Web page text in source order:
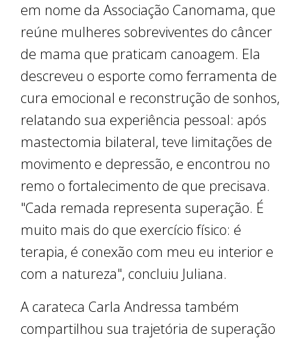
em nome da Associação Canomama, que
reúne mulheres sobreviventes do câncer
de mama que praticam canoagem. Ela
descreveu o esporte como ferramenta de
cura emocional e reconstrução de sonhos,
relatando sua experiência pessoal: após
mastectomia bilateral, teve limitações de
movimento e depressão, e encontrou no
remo o fortalecimento de que precisava.
"Cada remada representa superação. É
muito mais do que exercício físico: é
terapia, é conexão com meu eu interior e
com a natureza", concluiu Juliana.
A carateca Carla Andressa também
compartilhou sua trajetória de superação